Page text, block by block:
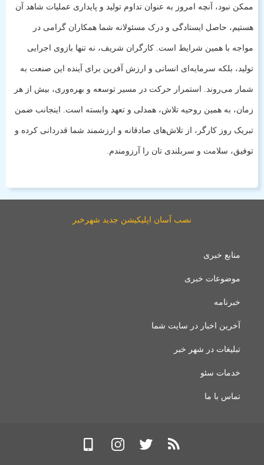
ممکن نبود، آنچه امروز به عنوان تداوم تولید و پایداری عملیات شاهد آن
هستیم، حاصل ایستادگی و درک مسئولانه شما همکاران گرامی در
مواجه با همین شرایط است. کارگران شریف، نه تنها بازوی اجرایی
تولید، بلکه سرمایه‌ای انسانی و ارزش آفرین برای آینده این صنعت به
شمار می‌روند. استمرار حرکت در مسیر توسعه و بهره‌وری، بیش از هر
زمان، به همین روحیه تلاش، همدلی و تعهد وابسته است. اینجانب ضمن
تبریک روز کارگر، از تلاش‌های صادقانه و ارزشمند شما قدردانی کرده و
توفیق، سلامت و سربلندی تان را آرزومندم.
نصب آسان اپلیکیشن جدید شهرخبر
منابع خبری
موضوعات خبری
خبرنامه
آخرین اخبار در سایت شما
تبلیغات در شهر خبر
خدمات سئو
تماس با ما